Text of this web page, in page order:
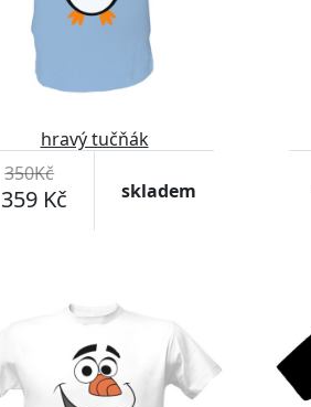
hravý tučňák
350Kč
359 Kč skladem